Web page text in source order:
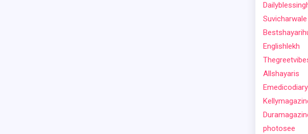
Suvicharwale
Englishlekh
Allshayaris
Emedicodiary
photosee